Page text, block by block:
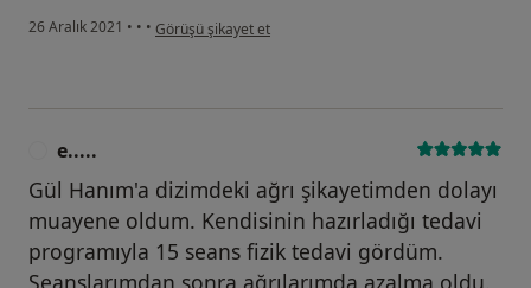
26 Aralık 2021 • • • kullanıcının görüşüne göre g.....
Görüşü şikayet et
e.....
Gül Hanım'a dizimdeki ağrı şikayetimden dolayı
muayene oldum. Kendisinin hazırladığı tedavi
programıyla 15 seans fizik tedavi gördüm.
Seanslarımdan sonra ağrılarımda azalma oldu.